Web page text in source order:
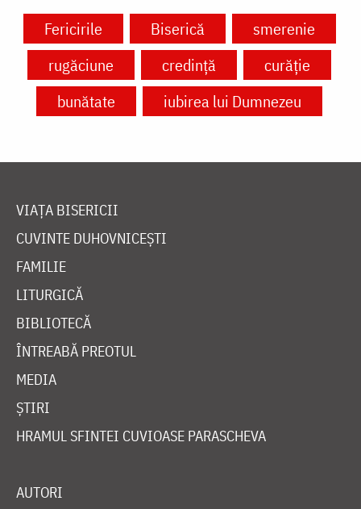
Fericirile Biserică
smerenie
rugăciune
credință
curăție
bunătate
iubirea lui Dumnezeu
VIAȚA BISERICII
CUVINTE DUHOVNICEȘTI
FAMILIE
LITURGICĂ
BIBLIOTECĂ
ÎNTREABĂ PREOTUL
MEDIA
ȘTIRI
HRAMUL SFINTEI CUVIOASE PARASCHEVA
AUTORI